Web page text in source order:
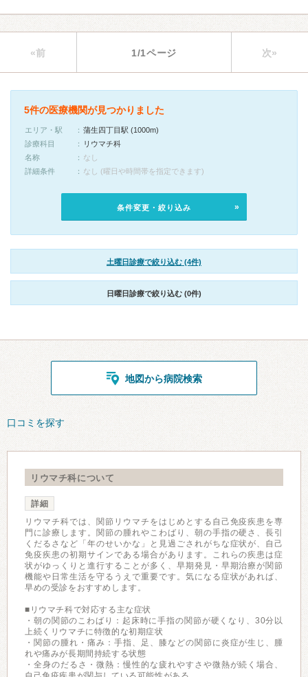
«前 1/1ページ 次»
5件の医療機関が見つかりました
エリア・駅
蒲生四丁目駅 (1000m)
診療科目
リウマチ科
名称
なし
詳細条件
なし (曜日や時間帯を指定できます)
条件変更・絞り込み
土曜日診療で絞り込む (4件)
日曜日診療で絞り込む (0件)
地図から病院検索
口コミを探す
リウマチ科について
詳細
リウマチ科では、関節リウマチをはじめとする自己免疫疾患を専
門に診療します。関節の腫れやこわばり、朝の手指の硬さ、長引
くだるさなど「年のせいかな」と見過ごされがちな症状が、自己
免疫疾患の初期サインである場合があります。これらの疾患は症
状がゆっくりと進行することが多く、早期発見・早期治療が関節
機能や日常生活を守るうえで重要です。気になる症状があれば、
早めの受診をおすすめします。
■リウマチ科で対応する主な症状
・朝の関節のこわばり：起床時に手指の関節が硬くなり、30分以
上続くリウマチに特徴的な初期症状
・関節の腫れ・痛み：手指、足、膝などの関節に炎症が生じ、腫
れや痛みが長期間持続する状態
・全身のだるさ・微熱：慢性的な疲れやすさや微熱が続く場合、